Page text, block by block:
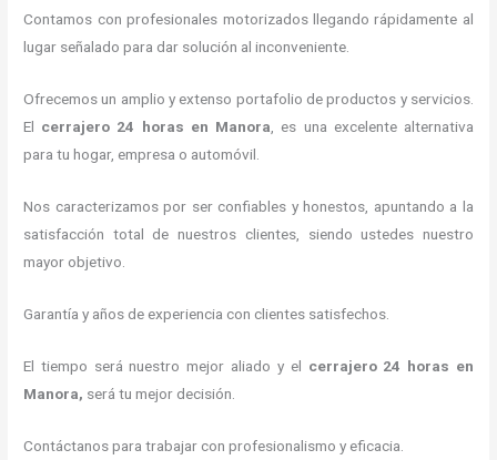
Contamos con profesionales motorizados llegando rápidamente al
lugar señalado para dar solución al inconveniente.
Ofrecemos un amplio y extenso portafolio de productos y servicios.
El cerrajero 24 horas en Manora, es una excelente alternativa
para tu hogar, empresa o automóvil.
Nos caracterizamos por ser confiables y honestos, apuntando a la
satisfacción total de nuestros clientes, siendo ustedes nuestro
mayor objetivo.
Garantía y años de experiencia con clientes satisfechos.
El tiempo será nuestro mejor aliado y el cerrajero 24 horas en
Manora, será tu mejor decisión.
Contáctanos para trabajar con profesionalismo y eficacia.